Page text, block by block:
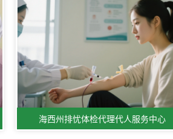
海西州排忧体检代理代人服务中心